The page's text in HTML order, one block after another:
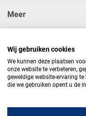
Meer
Wij gebruiken cookies
We kunnen deze plaatsen
onze website te verbeteren,
geweldige website-ervaring
die we gebruiken opent u de